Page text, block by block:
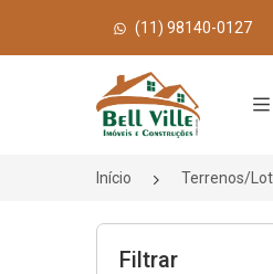
(11) 98140-0127
Página inicial
Início Terrenos/
Filtrar